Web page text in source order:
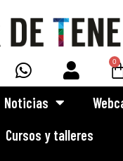
0
Noticias
Cursos y talleres